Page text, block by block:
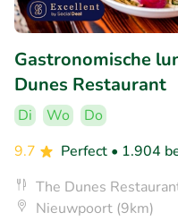
Gastronomische
Dunes Restaurant
Di Wo
Do
9.7
Perfect • 1.904
The Dunes
Nieuwpoort (9km)